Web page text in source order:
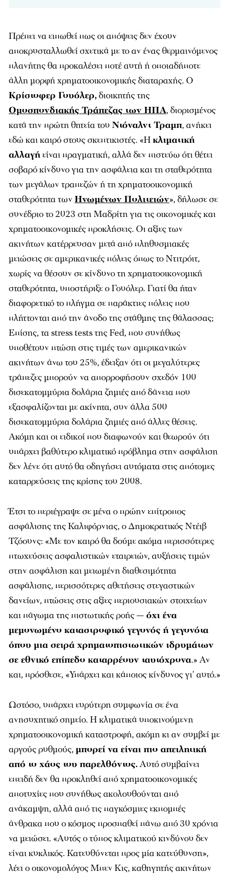
Πρέπει να ειπωθεί πως οι απόψεις δεν έχουν
αποκρυσταλλωθεί σχετικά με το αν ένας θερμαινόμενος
πλανήτης θα προκαλέσει ποτέ αυτή ή οποιαδήποτε
άλλη μορφή χρηματοοικονομικής διαταραχής. Ο
Κρίστοφερ Γουόλερ,διοικητής της
Ομοσπονδιακής Τράπεζας των ΗΠΑ, διορισμένος
κατά την πρώτη θητεία του Ντόναλντ Τραμπ, ανήκει
εδώ και καιρό στους σκεπτικιστές. «Ηκλιματική
αλλαγήείναι πραγματική, αλλά δεν πιστεύω ότι θέτει
σοβαρό κίνδυνο για την ασφάλεια και τη σταθερότητα
των μεγάλων τραπεζών ή τη χρηματοοικονομική
σταθερότητα των Ηνωμένων Πολιτειών», δήλωσε σε
συνέδριο το 2023 στη Μαδρίτη για τις οικονομικές και
χρηματοοικονομικές προκλήσεις. Οι αξίες των
ακινήτων κατέρρευσαν μετά από πληθυσμιακές
μειώσεις σε αμερικανικές πόλεις όπως το Ντιτρόιτ,
χωρίς να θέσουν σε κίνδυνο τη χρηματοοικονομική
σταθερότητα, υποστήριξε ο Γουόλερ. Γιατί θα ήταν
διαφορετικό το πλήγμα σε παράκτιες πόλεις που
πλήττονται από την άνοδο της στάθμης της θάλασσας;
Επίσης, τα stress tests της Fed, που συνήθως
υποθέτουν πτώση στις τιμές των αμερικανικών
ακινήτων άνω του 25%, έδειξαν ότι οι μεγαλύτερες
τράπεζες μπορούν να απορροφήσουν σχεδόν 100
δισεκατομμύρια δολάρια ζημιές από δάνεια που
εξασφαλίζονται με ακίνητα, συν άλλα 500
δισεκατομμύρια δολάρια ζημιές από άλλες θέσεις.
Ακόμη και οι ειδικοί που διαφωνούν και θεωρούν ότι
υπάρχει βαθύτερο κλιματικό πρόβλημα στην ασφάλιση
δεν λένε ότι αυτό θα οδηγήσει αυτόματα στις απότομες
καταρρεύσεις της κρίσης του 2008.
Έτσι το περιέγραψε σε μένα ο πρώην επίτροπος
ασφάλισης της Καλιφόρνιας, ο Δημοκρατικός Ντέιβ
Τζόουνς: «Με τον καιρό θα δούμε ακόμα περισσότερες
πτωχεύσεις ασφαλιστικών εταιρειών, αυξήσεις τιμών
στην ασφάλιση και μειωμένη διαθεσιμότητα
ασφάλισης, περισσότερες αθετήσεις στεγαστικών
δανείων, πτώσεις στις αξίες περιουσιακών στοιχείων
και πάγωμα της πιστωτικής ροής — όχι ένα
μεμονωμένο καταστροφικό γεγονός ή γεγονότα
όπου μια σειρά χρηματοπιστωτικών ιδρυμάτων
σε εθνικό επίπεδο καταρρέουν ταυτόχρονα.» Αν
και, πρόσθεσε, «Υπάρχει και κάποιος κίνδυνος γι’ αυτό.»
Ωστόσο, υπάρχει ευρύτερη συμφωνία σε ένα
ανησυχητικό σημείο. Η κλιματικά υποκινούμενη
χρηματοοικονομική καταστροφή, ακόμη κι αν συμβεί με
αργούς ρυθμούς, μπορεί να είναι πιο απειλητική
από το χάος του παρελθόντος.Αυτό συμβαίνει
επειδή δεν θα προκληθεί από χρηματοοικονομικές
αποτυχίες που συνήθως ακολουθούνται από
ανάκαμψη, αλλά από τις παγκόσμιες εκπομπές
άνθρακα που ο κόσμος προσπαθεί πάνω από 30 χρόνια
να μειώσει. «Αυτός ο τύπος κλιματικού κινδύνου δεν
είναι κυκλικός. Κατευθύνεται προς μία κατεύθυνση»,
λέει ο οικονομολόγος Μπεν Κις, καθηγητής ακινήτων